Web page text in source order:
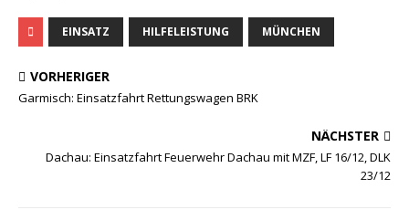
EINSATZ HILFELEISTUNG MÜNCHEN
VORHERIGER
Garmisch: Einsatzfahrt Rettungswagen BRK
NÄCHSTER
Dachau: Einsatzfahrt Feuerwehr Dachau mit MZF, LF 16/12, DLK
23/12